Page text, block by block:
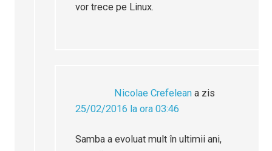
vor trece pe Linux.
Nicolae Crefelean a zis
25/02/2016 la ora 03:46
Samba a evoluat mult în ultimii ani,